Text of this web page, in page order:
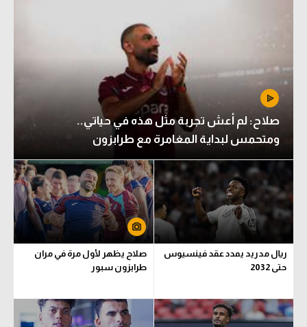
صلاح: لم أعش تجربة مثل هذه في حياتي..
ومتحمس لبداية المغامرة مع طرابزون
ريال مدريد يمدد عقد فينسيوس
حتى 2032
صلاح يظهر لأول مرة في مران
طرابزون سبور